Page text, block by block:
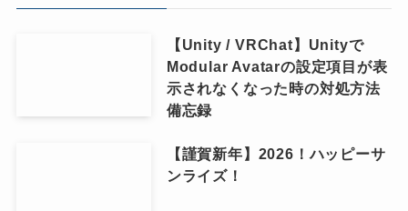
【Unity / VRChat】Unityで
Modular Avatarの設定項目が表
示されなくなった時の対処方法
備忘録
【謹賀新年】2026！ハッピーサ
ンライズ！